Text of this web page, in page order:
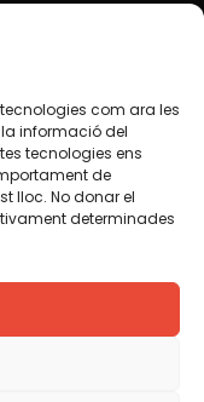
tecnologies com ara les
informació del
tecnologies ens
de
lloc. No donar el
determinades
Per això
llevat que en
animem a copiar,
els continguts